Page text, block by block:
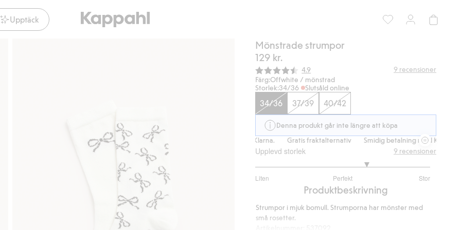
Upptäck
Mönstrade strumpor
129 kr.
Snittbetyg:
4.9 9 recensioner
Färg:Offwhite / mönstrad
Storlek:34/36 Slutsåld online
34/36 37/39 40/42
Denna produkt går inte längre att köpa
Gratis fraktalternativ
Smidig betalning med Klarna. Gratis fraktalternativ Smidig betalning med Klarna.
Upplevd storlek
Liten Perfekt Stor
utav
7
betyg
9 recensioner
Produktbeskrivning
Strumpor i mjuk bomull. Strumporna har mönster med
små rosetter.